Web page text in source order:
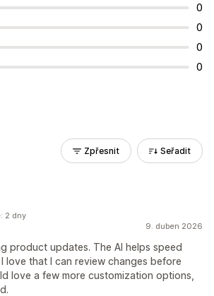
0
0
0
0
Zpřesnit Seřadit
9. duben 2026
product updates. The AI helps speed
love that I can review changes before
love a few more customization options,
2 dny